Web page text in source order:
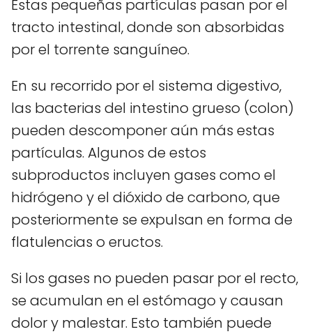
Estas pequeñas partículas pasan por el
tracto intestinal, donde son absorbidas
por el torrente sanguíneo.
En su recorrido por el sistema digestivo,
las bacterias del intestino grueso (colon)
pueden descomponer aún más estas
partículas. Algunos de estos
subproductos incluyen gases como el
hidrógeno y el dióxido de carbono, que
posteriormente se expulsan en forma de
flatulencias o eructos.
Si los gases no pueden pasar por el recto,
se acumulan en el estómago y causan
dolor y malestar. Esto también puede